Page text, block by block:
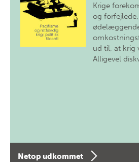
Krige
og
ud til, at krig
Alligevel
Netop udkommet